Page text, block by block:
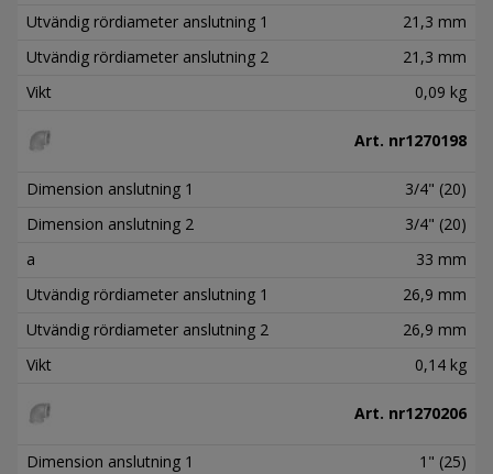
Utvändig rördiameter anslutning 1
21,3 mm
Utvändig rördiameter anslutning 2
21,3 mm
Vikt
0,09 kg
Art. nr1270198
Dimension anslutning 1
3/4" (20)
Dimension anslutning 2
3/4" (20)
a
33 mm
Utvändig rördiameter anslutning 1
26,9 mm
Utvändig rördiameter anslutning 2
26,9 mm
Vikt
0,14 kg
Art. nr1270206
Dimension anslutning 1
1" (25)